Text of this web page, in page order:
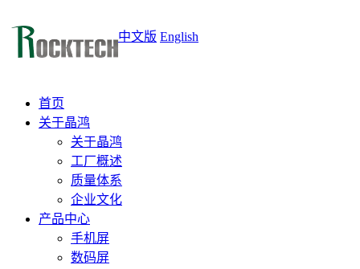
中文版 English
首页
关于晶鸿
关于晶鸿
工厂概述
质量体系
企业文化
产品中心
手机屏
数码屏